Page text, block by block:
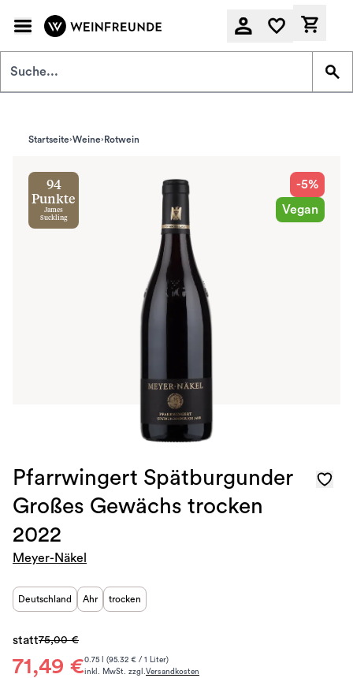
Startseite Weine Rotwein
94
Punkte
James
Suckling
-5%
Vegan
Pfarrwingert Spätburgunder
Großes Gewächs trocken
2022
Meyer-Näkel
Deutschland Ahr trocken
71,49 €
statt75,00 €
0.75 l (95.32 € / 1 Liter)
inkl. MwSt. zzgl.Versandkosten